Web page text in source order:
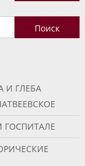
Найти:
И ГЛЕБА
ГОСПИТАЛЕ